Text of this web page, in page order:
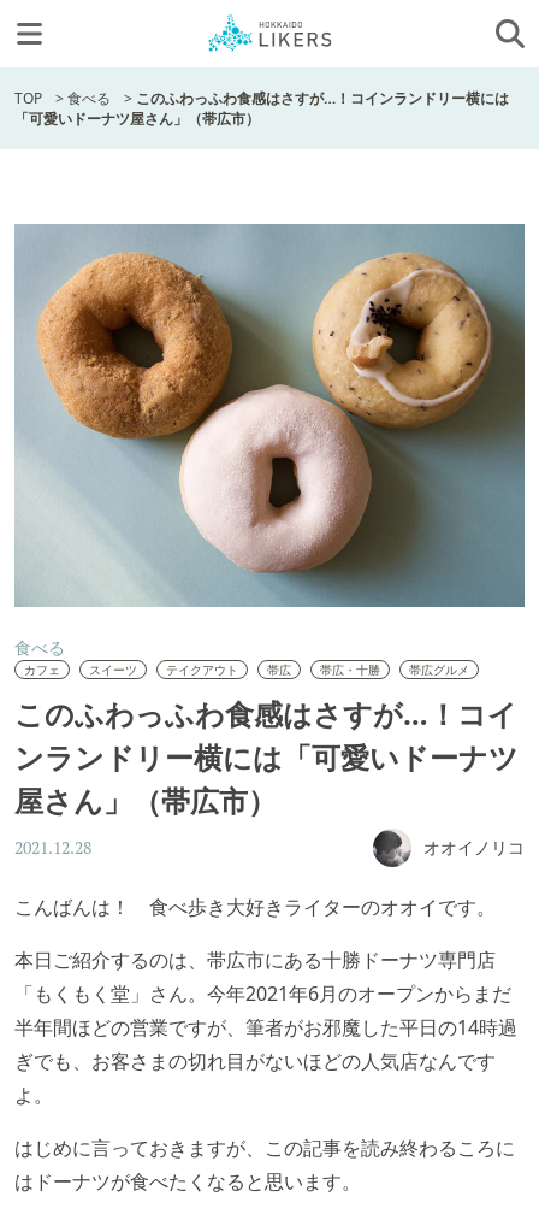
TOP >食べる > このふわっふわ食感はさすが…！コインランドリー横には
「可愛いドーナツ屋さん」（帯広市）
食べる
カフェ スイーツ テイクアウト 帯広 帯広・十勝 帯広グルメ
このふわっふわ食感はさすが…！コイ
ンランドリー横には「可愛いドーナツ
屋さん」（帯広市）
2021.12.28 オオイノリコ
こんばんは！ 食べ歩き大好きライターのオオイです。
本日ご紹介するのは、帯広市にある十勝ドーナツ専門店
「もくもく堂」さん。今年2021年6月のオープンからまだ
半年間ほどの営業ですが、筆者がお邪魔した平日の14時過
ぎでも、お客さまの切れ目がないほどの人気店なんです
よ。
はじめに言っておきますが、この記事を読み終わるころに
はドーナツが食べたくなると思います。